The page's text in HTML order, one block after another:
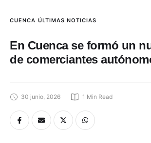
CUENCA ÚLTIMAS NOTICIAS
En Cuenca se formó un
de comerciantes
30 junio, 2026 1 Min Read